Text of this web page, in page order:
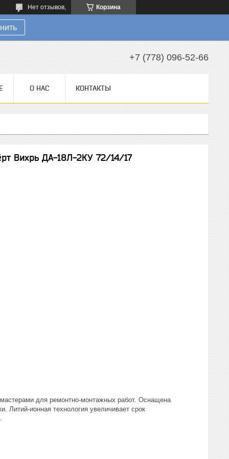
Корзина
Нет отзывов,
+7 (778) 096-52-66
О НАС КОНТАКТЫ
Вихрь ДА-18Л-2КУ 72/14/17
для ремонтно-монтажных работ. Оснащена
Литий-ионная технология увеличивает срок